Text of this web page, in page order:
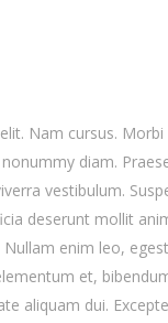
Nam cursus.
diam.
vestibulum.
deserunt mollit
enim leo,
et,
aliquam dui.